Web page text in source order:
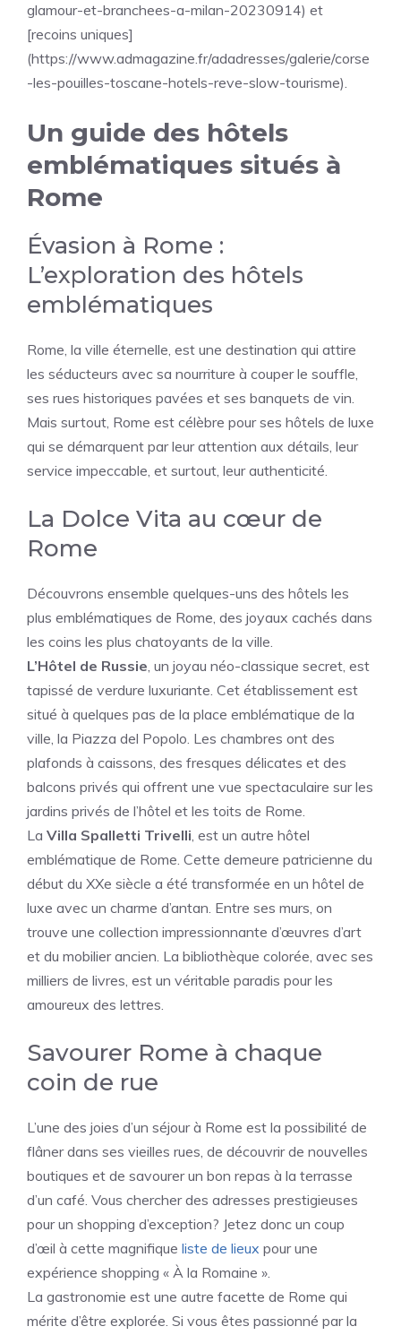
glamour-et-branchees-a-milan-20230914) et
[recoins uniques]
(https://www.admagazine.fr/adadresses/galerie/corse
-les-pouilles-toscane-hotels-reve-slow-tourisme).
Un guide des hôtels
emblématiques situés à
Rome
Évasion à Rome :
L’exploration des hôtels
emblématiques
Rome, la ville éternelle, est une destination qui attire
les séducteurs avec sa nourriture à couper le souffle,
ses rues historiques pavées et ses banquets de vin.
Mais surtout, Rome est célèbre pour ses hôtels de luxe
qui se démarquent par leur attention aux détails, leur
service impeccable, et surtout, leur authenticité.
La Dolce Vita au cœur de
Rome
Découvrons ensemble quelques-uns des hôtels les
plus emblématiques de Rome, des joyaux cachés dans
les coins les plus chatoyants de la ville.
L’Hôtel de Russie, un joyau néo-classique secret, est
tapissé de verdure luxuriante. Cet établissement est
situé à quelques pas de la place emblématique de la
ville, la Piazza del Popolo. Les chambres ont des
plafonds à caissons, des fresques délicates et des
balcons privés qui offrent une vue spectaculaire sur les
jardins privés de l’hôtel et les toits de Rome.
La Villa Spalletti Trivelli, est un autre hôtel
emblématique de Rome. Cette demeure patricienne du
début du XXe siècle a été transformée en un hôtel de
luxe avec un charme d’antan. Entre ses murs, on
trouve une collection impressionnante d’œuvres d’art
et du mobilier ancien. La bibliothèque colorée, avec ses
milliers de livres, est un véritable paradis pour les
amoureux des lettres.
Savourer Rome à chaque
coin de rue
L’une des joies d’un séjour à Rome est la possibilité de
flâner dans ses vieilles rues, de découvrir de nouvelles
boutiques et de savourer un bon repas à la terrasse
d’un café. Vous chercher des adresses prestigieuses
pour un shopping d’exception? Jetez donc un coup
d’œil à cette magnifique liste de lieux pour une
expérience shopping « À la Romaine ».
La gastronomie est une autre facette de Rome qui
mérite d’être explorée. Si vous êtes passionné par la